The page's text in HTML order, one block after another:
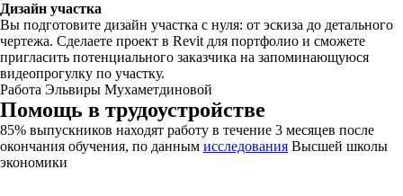
Дизайн участка
Вы подготовите дизайн участка с нуля: от эскиза до детального
чертежа. Сделаете проект в Revit для портфолио и сможете
пригласить потенциального заказчика на запоминающуюся
видеопрогулку по участку.
Работа Эльвиры Мухаметдиновой
Помощь в трудоустройстве
85% выпускников находят работу в течение 3 месяцев после
окончания обучения, по данным исследования Высшей школы
экономики